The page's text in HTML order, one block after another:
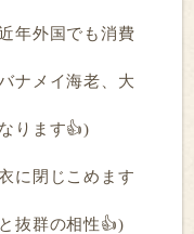
年外国でも消費
ナメイ海老、大
ります👍)
に閉じこめます
抜群の相性👍)